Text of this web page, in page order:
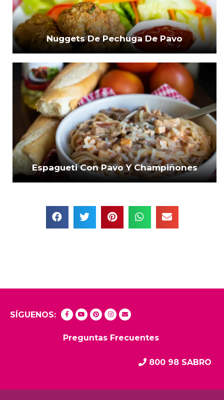
Nuggets De Pechuga De Pavo
Espagueti Con Pavo Y Champiñones
SÍGUENOS:
Preguntas Frecuentes
800 98 SABRO